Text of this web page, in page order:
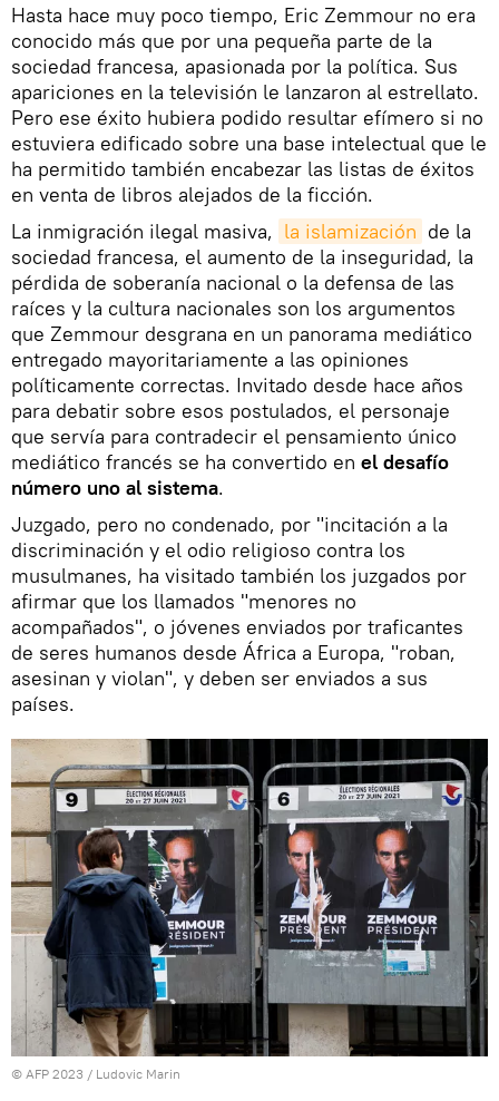
Hasta hace muy poco tiempo, Eric Zemmour no era
conocido más que por una pequeña parte de la
sociedad francesa, apasionada por la política. Sus
apariciones en la televisión le lanzaron al estrellato.
Pero ese éxito hubiera podido resultar efímero si no
estuviera edificado sobre una base intelectual que le
ha permitido también encabezar las listas de éxitos
en venta de libros alejados de la ficción.
La inmigración ilegal masiva, la islamización de la
sociedad francesa, el aumento de la inseguridad, la
pérdida de soberanía nacional o la defensa de las
raíces y la cultura nacionales son los argumentos
que Zemmour desgrana en un panorama mediático
entregado mayoritariamente a las opiniones
políticamente correctas. Invitado desde hace años
para debatir sobre esos postulados, el personaje
que servía para contradecir el pensamiento único
mediático francés se ha convertido en el desafío
número uno al sistema.
Juzgado, pero no condenado, por "incitación a la
discriminación y el odio religioso contra los
musulmanes, ha visitado también los juzgados por
afirmar que los llamados "menores no
acompañados", o jóvenes enviados por traficantes
de seres humanos desde África a Europa, "roban,
asesinan y violan", y deben ser enviados a sus
países.
© AFP 2023 / Ludovic Marin